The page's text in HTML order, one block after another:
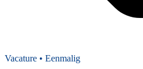
Vacature • Eenmalig